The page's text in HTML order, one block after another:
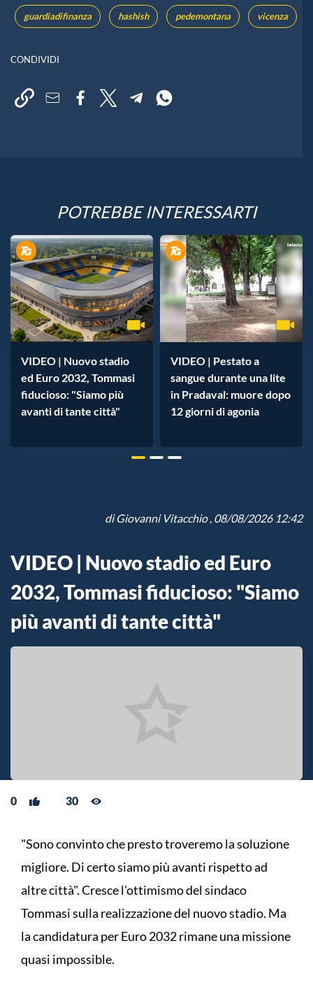
guardiadifinanza hashish pedemontana vicenza
CONDIVIDI
POTREBBE INTERESSARTI
VIDEO | Nuovo stadio
ed Euro 2032, Tommasi
fiducioso: "Siamo più
avanti di tante città"
VIDEO | Pestato a
sangue durante una lite
in Pradaval: muore dopo
12 giorni di agonia
diGiovanni Vitacchio, 08/08/2026 12:42
VIDEO | Nuovo stadio ed Euro
2032, Tommasi fiducioso: "Siamo
più avanti di tante città"
0 30
"Sono convinto che presto troveremo la soluzione
migliore. Di certo siamo più avanti rispetto ad
altre città". Cresce l'ottimismo del sindaco
Tommasi sulla realizzazione del nuovo stadio. Ma
la candidatura per Euro 2032 rimane una missione
quasi impossible.